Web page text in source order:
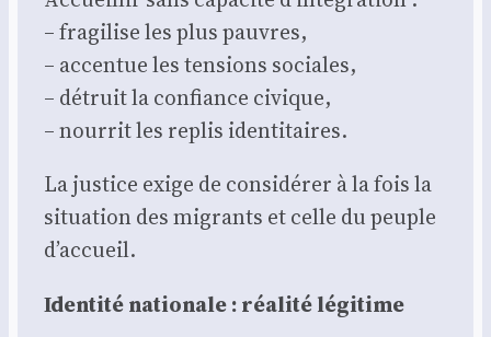
– fra­gi­lise les plus pauvres,
– accen­tue les ten­sions sociales,
– détruit la confiance civique,
– nour­rit les replis iden­ti­taires.
La jus­tice exige de consi­dé­rer à la fois la
situa­tion des migrants et celle du peuple
d’accueil.
Iden­ti­té natio­nale : réa­li­té légi­time